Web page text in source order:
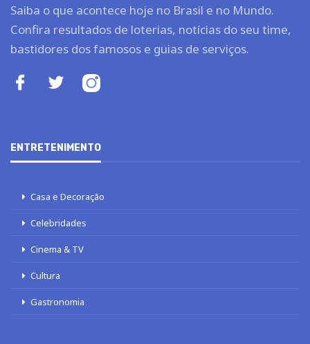
Saiba o que acontece hoje no Brasil e no Mundo.
Confira resultados de loterias, notícias do seu time,
bastidores dos famosos e guias de serviços.
ENTRETENIMENTO
Casa e Decoração
Celebridades
Cinema & TV
Cultura
Gastronomia